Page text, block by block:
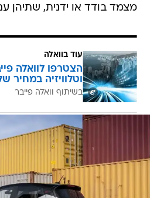
מצמד בודד או ידנית, שתיהן עם 5
עוד בוואלה
הצטרפו לוואלה
וטלוויזיה במחיר
בשיתוף וואלה פייבר